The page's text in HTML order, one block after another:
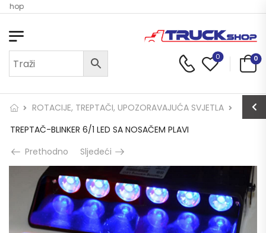
0 0
ROTACIJE, TREPTAČI, UPOZORAVAJUĆA SVJETLA
TREPTAČ-BLINKER 6/1 LED SA NOSAČEM PLAVI
Prethodno
Sljedeći